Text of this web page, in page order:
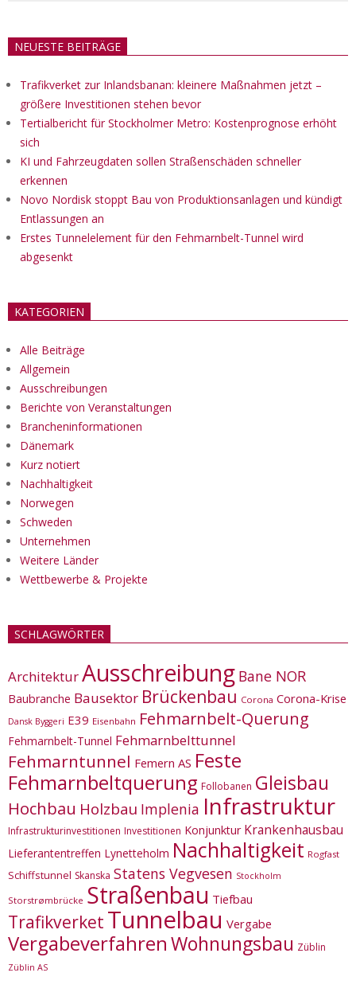
NEUESTE BEITRÄGE
Trafikverket zur Inlandsbanan: kleinere Maßnahmen jetzt –
größere Investitionen stehen bevor
Tertialbericht für Stockholmer Metro: Kostenprognose erhöht
sich
KI und Fahrzeugdaten sollen Straßenschäden schneller
erkennen
Novo Nordisk stoppt Bau von Produktionsanlagen und kündigt
Entlassungen an
Erstes Tunnelelement für den Fehmarnbelt-Tunnel wird
abgesenkt
KATEGORIEN
Alle Beiträge
Allgemein
Ausschreibungen
Berichte von Veranstaltungen
Brancheninformationen
Dänemark
Kurz notiert
Nachhaltigkeit
Norwegen
Schweden
Unternehmen
Weitere Länder
Wettbewerbe & Projekte
SCHLAGWÖRTER
ArchitekturAusschreibung Bane NOR
Baubranche Bausektor Brückenbau Corona Corona-Krise
Dansk Byggeri E39 Eisenbahn Fehmarnbelt-Querung
Fehmarnbelt-Tunnel Fehmarnbelttunnel
Fehmarntunnel Femern AS Feste
Fehmarnbeltquerung Follobanen Gleisbau
Hochbau Holzbau Implenia Infrastruktur
Infrastrukturinvestitionen Investitionen Konjunktur Krankenhausbau
Lieferantentreffen Lynetteholm Nachhaltigkeit Rogfast
Schiffstunnel Skanska Statens Vegvesen Stockholm
Storstrømbrücke Straßenbau Tiefbau
Trafikverket Tunnelbau Vergabe
VergabeverfahrenWohnungsbau Züblin
Züblin AS